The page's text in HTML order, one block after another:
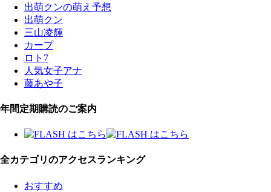
出萌クンの萌え予想
出萌クン
三山凌輝
カープ
ロト7
人気女子アナ
藤あや子
年間定期購読のご案内
全カテゴリのアクセスランキング
おすすめ